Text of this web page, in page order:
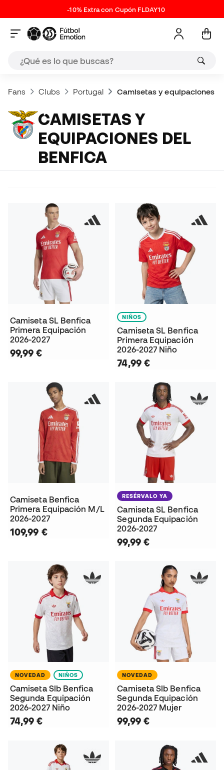
-10% Extra con Cupón FLDAY10
Fans Clubs Portugal Camisetas y equipaciones
CAMISETAS Y
EQUIPACIONES DEL
BENFICA
Camiseta SL Benfica
Primera Equipación
2026-2027
99,99 €
NIÑOS
Camiseta SL Benfica
Primera Equipación
2026-2027 Niño
74,99 €
Camiseta Benfica
Primera Equipación M/L
2026-2027
109,99 €
RESÉRVALO YA
Camiseta SL Benfica
Segunda Equipación
2026-2027
99,99 €
NOVEDAD NIÑOS
Camiseta Slb Benfica
Segunda Equipación
2026-2027 Niño
74,99 €
NOVEDAD
Camiseta Slb Benfica
Segunda Equipación
2026-2027 Mujer
99,99 €